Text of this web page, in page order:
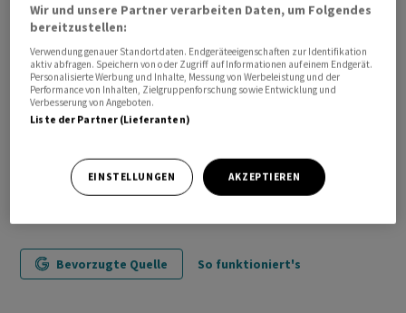
Bevorzugte Quelle So funktioniert's
Wir und unsere Partner verarbeiten Daten, um Folgendes
bereitzustellen:
Verwendung genauer Standortdaten. Endgeräteeigenschaften zur Identifikation
aktiv abfragen. Speichern von oder Zugriff auf Informationen auf einem Endgerät.
Personalisierte Werbung und Inhalte, Messung von Werbeleistung und der
Performance von Inhalten, Zielgruppenforschung sowie Entwicklung und
Verbesserung von Angeboten.
Liste der Partner (Lieferanten)
EINSTELLUNGEN AKZEPTIEREN